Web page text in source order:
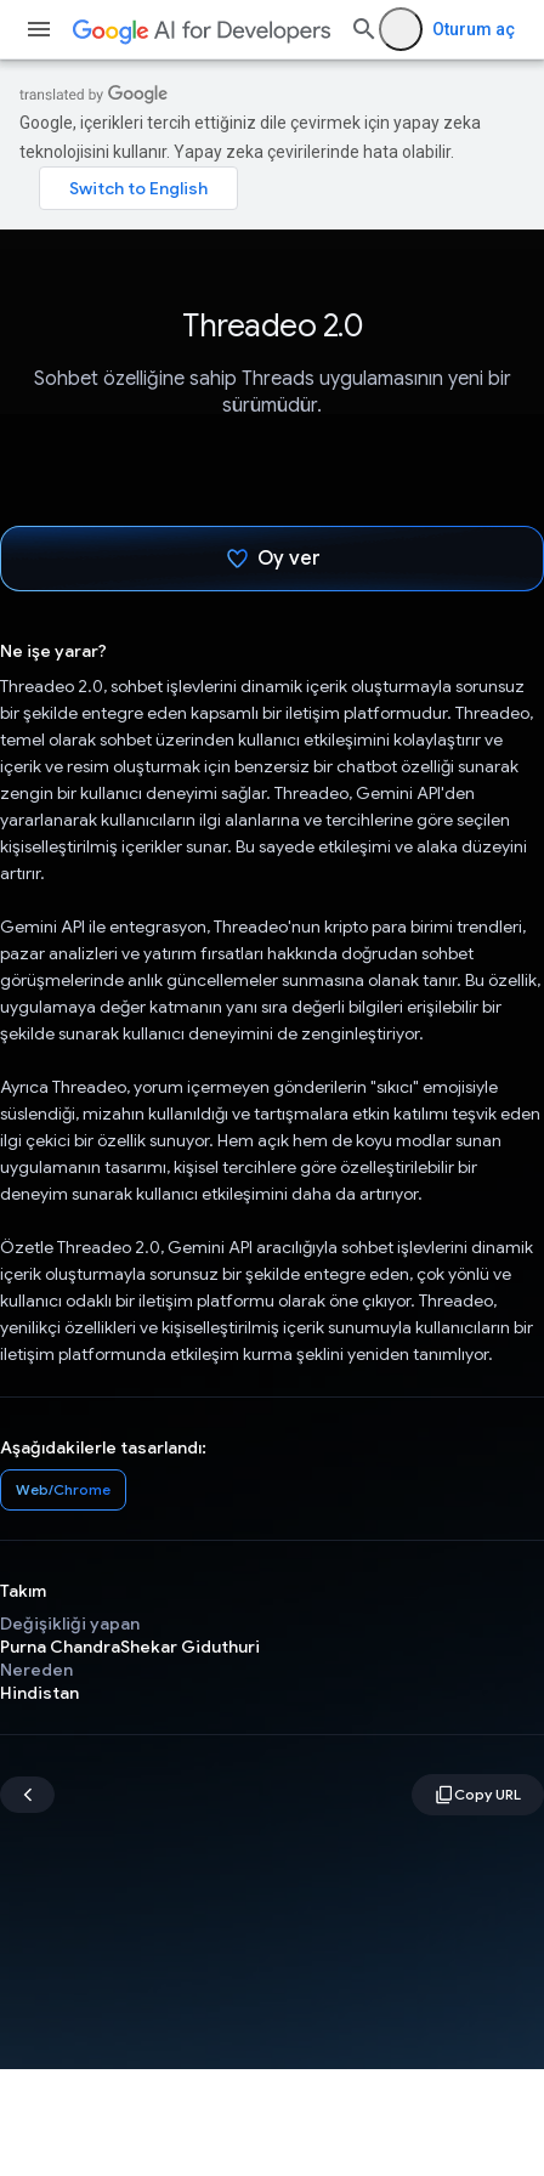
Oturum aç
Google, içerikleri tercih ettiğiniz dile çevirmek için yapay zeka
teknolojisini kullanır. Yapay zeka çevirilerinde hata olabilir.
Threadeo 2.0
Sohbet özelliğine sahip Threads uygulamasının yeni bir
sürümüdür.
Oy ver
Ne işe yarar?
Threadeo 2.0, sohbet işlevlerini dinamik içerik oluşturmayla sorunsuz
bir şekilde entegre eden kapsamlı bir iletişim platformudur. Threadeo,
temel olarak sohbet üzerinden kullanıcı etkileşimini kolaylaştırır ve
içerik ve resim oluşturmak için benzersiz bir chatbot özelliği sunarak
zengin bir kullanıcı deneyimi sağlar. Threadeo, Gemini API'den
yararlanarak kullanıcıların ilgi alanlarına ve tercihlerine göre seçilen
kişiselleştirilmiş içerikler sunar. Bu sayede etkileşimi ve alaka düzeyini
artırır.
Gemini API ile entegrasyon, Threadeo'nun kripto para birimi trendleri,
pazar analizleri ve yatırım fırsatları hakkında doğrudan sohbet
görüşmelerinde anlık güncellemeler sunmasına olanak tanır. Bu özellik,
uygulamaya değer katmanın yanı sıra değerli bilgileri erişilebilir bir
şekilde sunarak kullanıcı deneyimini de zenginleştiriyor.
Ayrıca Threadeo, yorum içermeyen gönderilerin "sıkıcı" emojisiyle
süslendiği, mizahın kullanıldığı ve tartışmalara etkin katılımı teşvik eden
ilgi çekici bir özellik sunuyor. Hem açık hem de koyu modlar sunan
uygulamanın tasarımı, kişisel tercihlere göre özelleştirilebilir bir
deneyim sunarak kullanıcı etkileşimini daha da artırıyor.
Özetle Threadeo 2.0, Gemini API aracılığıyla sohbet işlevlerini dinamik
içerik oluşturmayla sorunsuz bir şekilde entegre eden, çok yönlü ve
kullanıcı odaklı bir iletişim platformu olarak öne çıkıyor. Threadeo,
yenilikçi özellikleri ve kişiselleştirilmiş içerik sunumuyla kullanıcıların bir
iletişim platformunda etkileşim kurma şeklini yeniden tanımlıyor.
Aşağıdakilerle tasarlandı:
Web/Chrome
Takım
Değişikliği yapan
Purna ChandraShekar Giduthuri
Nereden
Hindistan